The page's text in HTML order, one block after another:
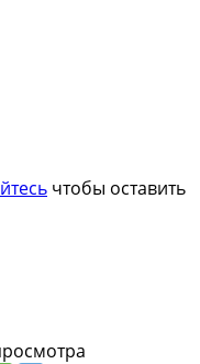
чтобы оставить